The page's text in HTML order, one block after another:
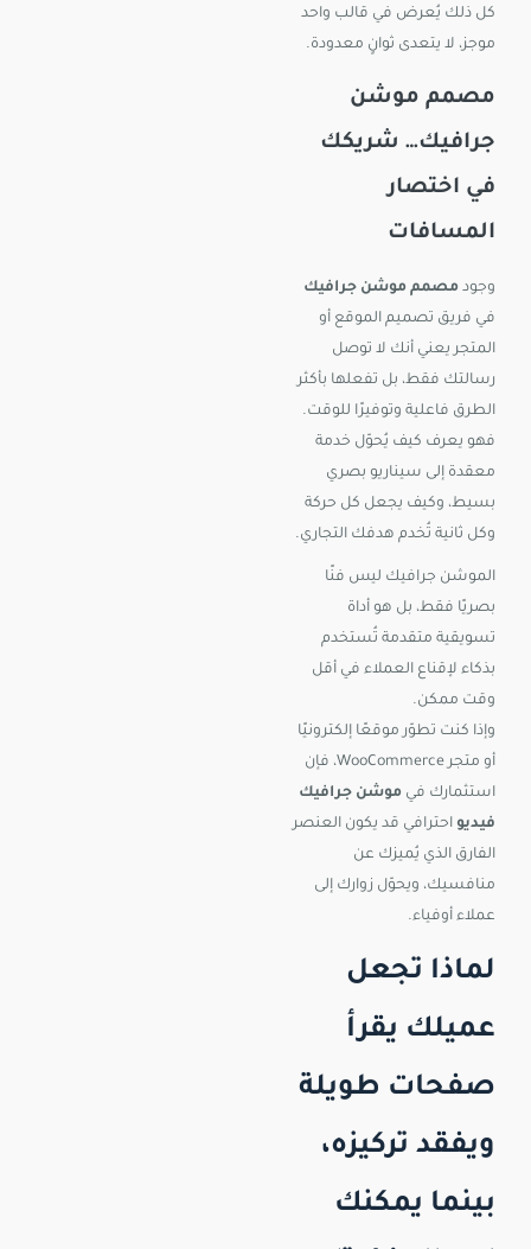
كل ذلك يُعرض في قالب واحد
موجز، لا يتعدى ثوانٍ معدودة.
مصمم موشن
جرافيك… شريكك
في اختصار
المسافات
وجود مصمم موشن جرافيك
في فريق تصميم الموقع أو
المتجر يعني أنك لا توصل
رسالتك فقط، بل تفعلها بأكثر
الطرق فاعلية وتوفيرًا للوقت.
فهو يعرف كيف يُحوّل خدمة
معقدة إلى سيناريو بصري
بسيط، وكيف يجعل كل حركة
وكل ثانية تُخدم هدفك التجاري.
الموشن جرافيك ليس فنًا
بصريًا فقط، بل هو أداة
تسويقية متقدمة تُستخدم
بذكاء لإقناع العملاء في أقل
وقت ممكن.
وإذا كنت تطوّر موقعًا إلكترونيًا
أو متجر WooCommerce، فإن
استثمارك في موشن جرافيك
فيديو احترافي قد يكون العنصر
الفارق الذي يُميزك عن
منافسيك، ويحوّل زوارك إلى
عملاء أوفياء.
لماذا تجعل
عميلك يقرأ
صفحات طويلة
ويفقد تركيزه،
بينما يمكنك